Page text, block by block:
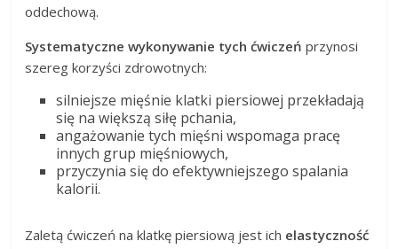
oddechową.
Systematyczne wykonywanie tych ćwiczeń przynosi
szereg korzyści zdrowotnych:
silniejsze mięśnie klatki piersiowej przekładają
się na większą siłę pchania,
angażowanie tych mięśni wspomaga pracę
innych grup mięśniowych,
przyczynia się do efektywniejszego spalania
kalorii.
Zaletą ćwiczeń na klatkę piersiową jest ich elastyczność